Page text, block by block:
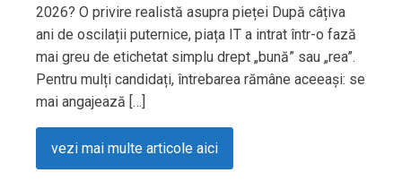
2026? O privire realistă asupra pieței După câțiva
ani de oscilații puternice, piața IT a intrat într-o fază
mai greu de etichetat simplu drept „bună” sau „rea”.
Pentru mulți candidați, întrebarea rămâne aceeași: se
mai angajează […]
vezi mai multe articole aici